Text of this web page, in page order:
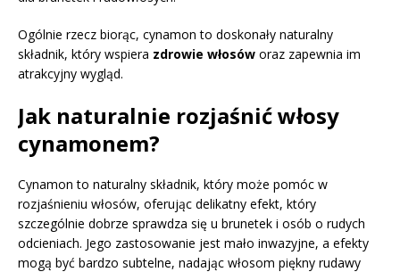
Ogólnie rzecz biorąc, cynamon to doskonały naturalny
składnik, który wspiera zdrowie włosów oraz zapewnia im
atrakcyjny wygląd.
Jak naturalnie rozjaśnić włosy
cynamonem?
Cynamon to naturalny składnik, który może pomóc w
rozjaśnieniu włosów, oferując delikatny efekt, który
szczególnie dobrze sprawdza się u brunetek i osób o rudych
odcieniach. Jego zastosowanie jest mało inwazyjne, a efekty
mogą być bardzo subtelne, nadając włosom piękny rudawy